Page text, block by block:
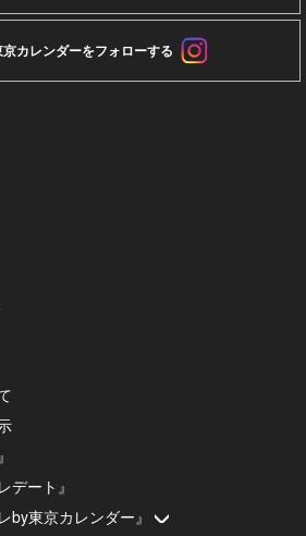
カレンダーをフォローする
デート』
by東京カレンダー』